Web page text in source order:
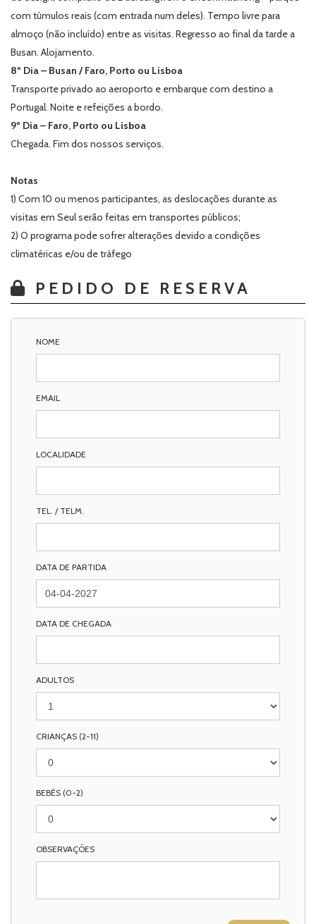
com túmulos reais (com entrada num deles). Tempo livre para
almoço (não incluído) entre as visitas. Regresso ao final da tarde a
Busan. Alojamento.
8º Dia – Busan / Faro, Porto ou Lisboa
Transporte privado ao aeroporto e embarque com destino a
Portugal. Noite e refeições a bordo.
9º Dia – Faro, Porto ou Lisboa
Chegada. Fim dos nossos serviços.
Notas
1) Com 10 ou menos participantes, as deslocações durante as
visitas em Seul serão feitas em transportes públicos;
2) O programa pode sofrer alterações devido a condições
climatéricas e/ou de tráfego
PEDIDO DE RESERVA
NOME
EMAIL
LOCALIDADE
TEL. / TELM.
DATA DE PARTIDA
DATA DE CHEGADA
ADULTOS
CRIANÇAS (2-11)
BEBÉS (0-2)
OBSERVAÇÕES